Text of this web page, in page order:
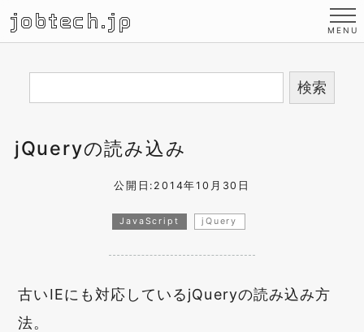
jobtech.jp
jQueryの読み込み
公開日:2014年10月30日
JavaScript jQuery
古いIEにも対応しているjQueryの読み込み方
法。